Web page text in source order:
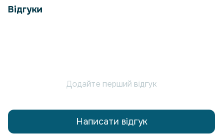
Відгуки
Додайте перший відгук
Написати відгук